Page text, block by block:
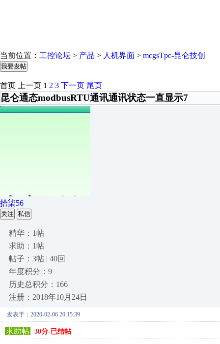
当前位置： 工控论坛 > 产品 > 人机界面 > mcgsTpc-昆仑技创
我要发帖
首页 上一页 1 2 3 下一页 尾页
昆仑通态modbusRTU通讯通讯状态一直显示7
拾柒56
关注 私信
精华：1帖
求助：1帖
帖子：3帖 | 40回
年度积分：9
历史总积分：166
注册：2018年10月24日
发表于：2020-02-06 20:15:39
求助帖 30分-已结帖